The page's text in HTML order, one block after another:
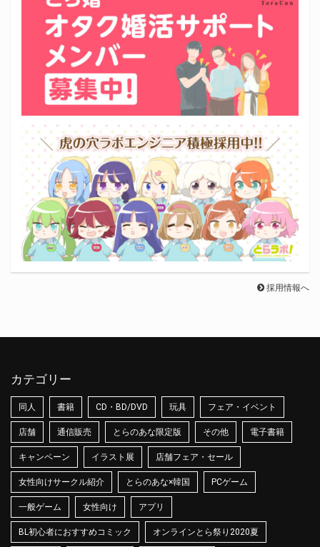
採用情報へ
カテゴリー
同人 書籍 CD・BD/DVD 玩具 フェア・イベント
店舗 通信販売 とらのあな限定版 その他 電子書籍
キャンペーン イラスト展 店舗フェア・セール
女性向けサークル紹介 とらのあな×韓国 PCゲーム
一般ゲーム 女性向け アプリ
BL初心者におすすめコミック オンラインとら祭り2020夏